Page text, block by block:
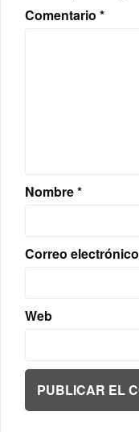
Comentario *
Nombre*
Correo electrónico
Web